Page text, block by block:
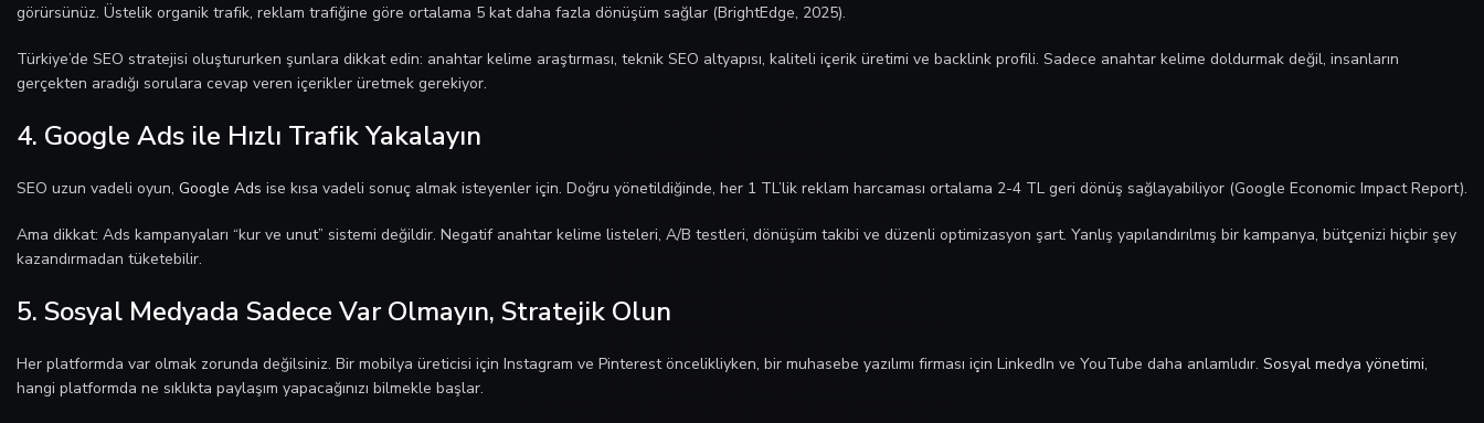
görürsünüz. Üstelik organik trafik, reklam trafiğine göre ortalama 5 kat daha fazla dönüşüm sağlar (BrightEdge, 2025).
Türkiye’de SEO stratejisi oluştururken şunlara dikkat edin: anahtar kelime araştırması, teknik SEO altyapısı, kaliteli içerik üretimi ve backlink profili. Sadece anahtar kelime doldurmak değil, insanların
gerçekten aradığı sorulara cevap veren içerikler üretmek gerekiyor.
4. Google Ads ile Hızlı Trafik Yakalayın
SEO uzun vadeli oyun, Google Ads ise kısa vadeli sonuç almak isteyenler için. Doğru yönetildiğinde, her 1 TL’lik reklam harcaması ortalama 2-4 TL geri dönüş sağlayabiliyor (Google Economic Impact Report).
Ama dikkat: Ads kampanyaları “kur ve unut” sistemi değildir. Negatif anahtar kelime listeleri, A/B testleri, dönüşüm takibi ve düzenli optimizasyon şart. Yanlış yapılandırılmış bir kampanya, bütçenizi hiçbir şey
kazandırmadan tüketebilir.
5. Sosyal Medyada Sadece Var Olmayın, Stratejik Olun
Her platformda var olmak zorunda değilsiniz. Bir mobilya üreticisi için Instagram ve Pinterest öncelikliyken, bir muhasebe yazılımı firması için LinkedIn ve YouTube daha anlamlıdır. Sosyal medya yönetimi,
hangi platformda ne sıklıkta paylaşım yapacağınızı bilmekle başlar.